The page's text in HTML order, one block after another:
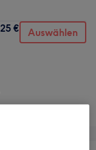
25 € Auswählen